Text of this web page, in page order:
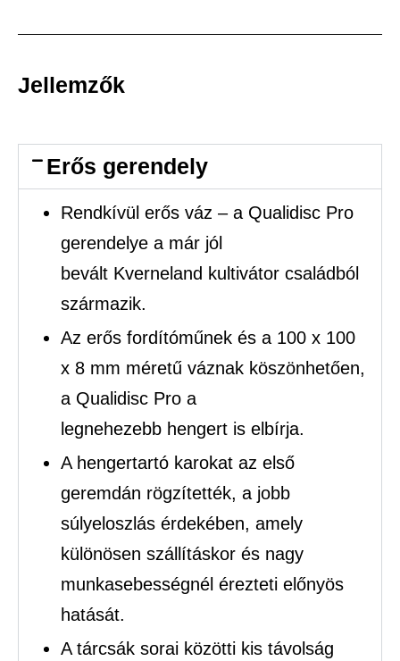
Jellemzők
Erős gerendely
Rendkívül erős váz – a Qualidisc Pro
gerendelye a már jól
bevált Kverneland kultivátor családból
származik.
Az erős fordítóműnek és a 100 x 100
x 8 mm méretű váznak köszönhetően,
a Qualidisc Pro a
legnehezebb hengert is elbírja.
A hengertartó karokat az első
geremdán rögzítették, a jobb
súlyeloszlás érdekében, amely
különösen szállításkor és nagy
munkasebességnél érezteti előnyös
hatását.
A tárcsák sorai közötti kis távolság